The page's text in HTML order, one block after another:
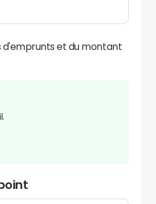
d'emprunts et du montant